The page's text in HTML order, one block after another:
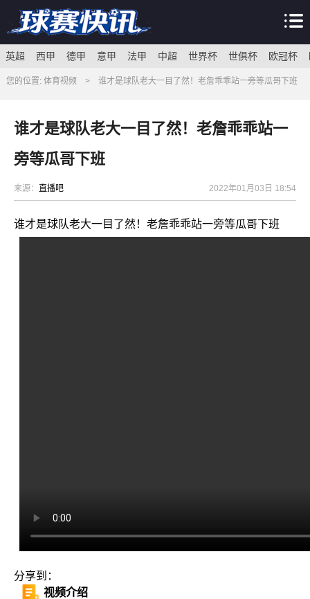
英超 西甲 德甲 意甲 法甲 中超 世界杯 世俱杯 欧冠杯
您的位置: 体育视频 > 谁才是球队老大一目了然！老詹乖乖站一旁等瓜哥下班
谁才是球队老大一目了然！老詹乖乖站一
旁等瓜哥下班
来源： 直播吧 2022年01月03日 18:54
谁才是球队老大一目了然！老詹乖乖站一旁等瓜哥下班
分享到：
视频介绍